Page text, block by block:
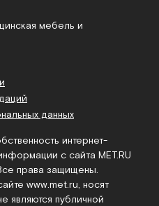
мебель и
данных
интернет-
с сайта MET.RU
права защищены.
www.met.ru , носят
являются публичной